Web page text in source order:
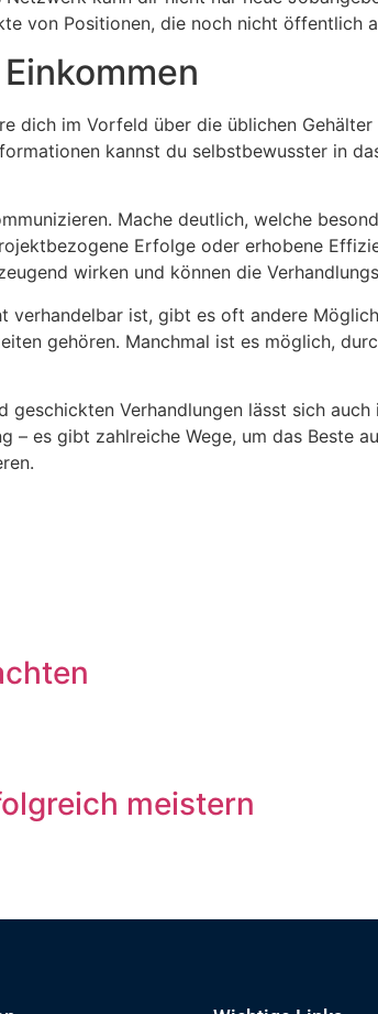
von Positionen, die noch nicht öffentlich
dich im Vorfeld über die üblichen
kannst du selbstbewusster in
Mache deutlich, welche
Erfolge oder erhobene
wirken und können die
ist, gibt es oft andere
gehören. Manchmal ist es möglich,
Verhandlungen lässt sich
es gibt zahlreiche Wege, um das Beste
meistern